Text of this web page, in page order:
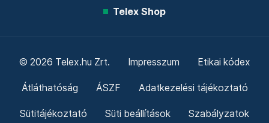
Telex Shop
© 2026 Telex.hu Zrt. Impresszum Etikai kódex
Átláthatóság ÁSZF Adatkezelési tájékoztató
Sütitájékoztató Süti beállítások Szabályzatok